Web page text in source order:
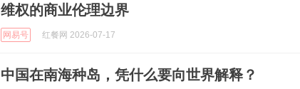
维权的商业伦理边界
网易号 红餐网 2026-07-17
中国在南海种岛，凭什么要向世界解释？